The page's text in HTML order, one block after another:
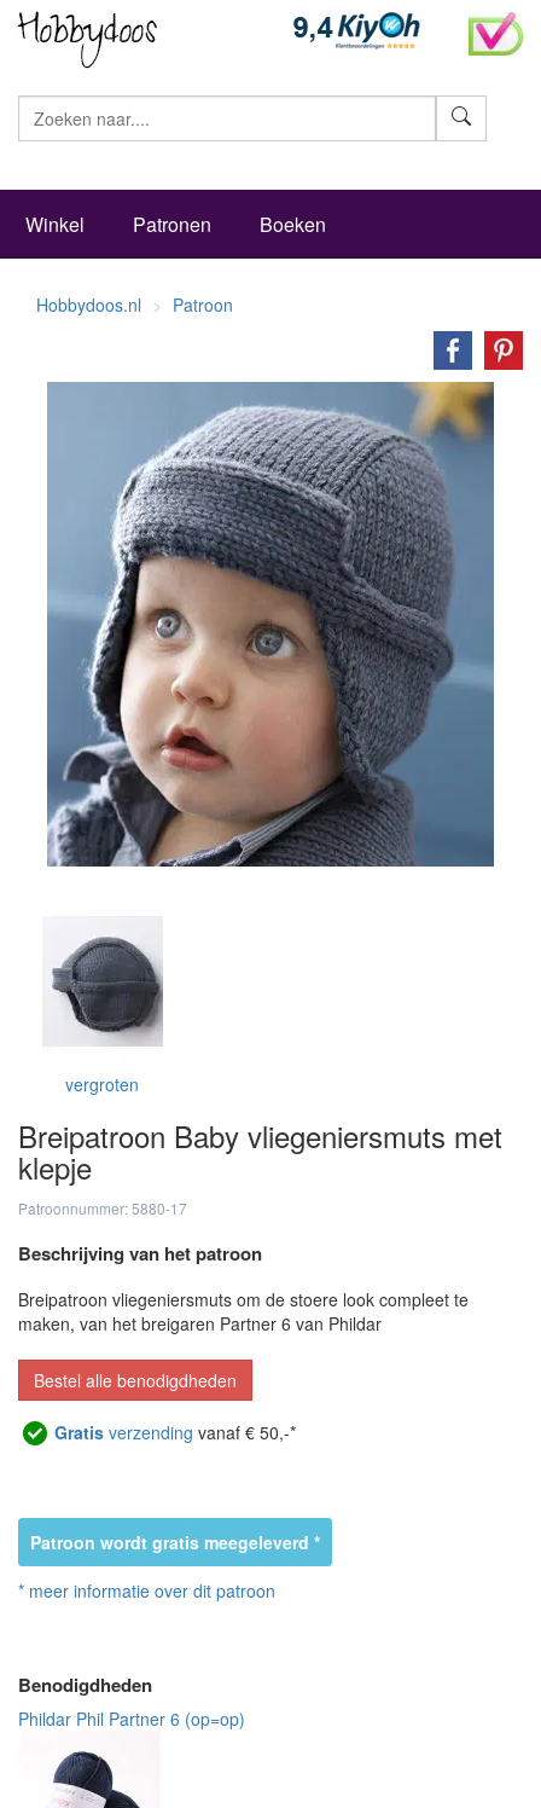
Winkel Patronen Boeken
Hobbydoos.nl Patroon
vergroten
Breipatroon Baby vliegeniersmuts met
klepje
Patroonnummer: 5880-17
Beschrijving van het patroon
Breipatroon vliegeniersmuts om de stoere look compleet te
maken, van het breigaren Partner 6 van Phildar
Bestel alle benodigdheden
Gratis verzending vanaf € 50,-*
Patroon wordt gratis meegeleverd *
* meer informatie over dit patroon
Benodigdheden
Phildar Phil Partner 6 (op=op)